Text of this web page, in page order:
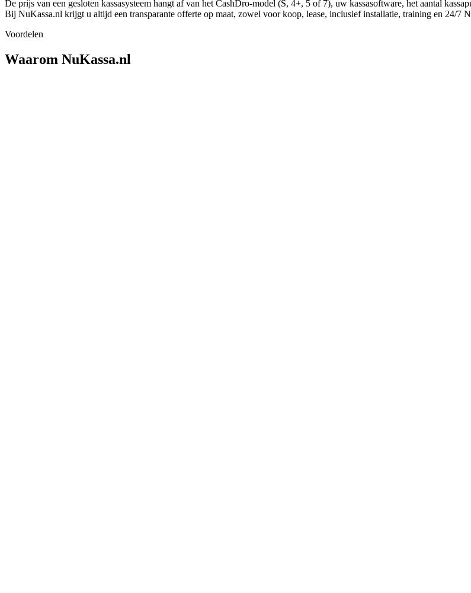
De prijs van een gesloten kassasysteem hangt af van het CashDro-model (S, 4+, 5 of 7), uw kassasoftware, het aantal
Bij NuKassa.nl krijgt u altijd een transparante offerte op maat, zowel voor koop, lease, inclusief installatie, training en 24/7
Voordelen
Waarom NuKassa.nl